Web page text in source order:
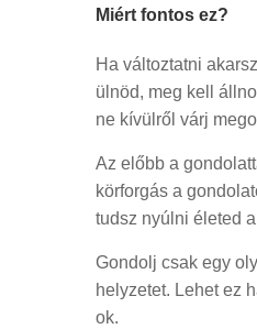
Miért fontos ez?
Ha változtatni
ülnöd, meg kell
ne kívülről várj
Az előbb a
körforgás a
tudsz nyúlni életed
Gondolj csak egy
helyzetet. Lehet ez
ok.